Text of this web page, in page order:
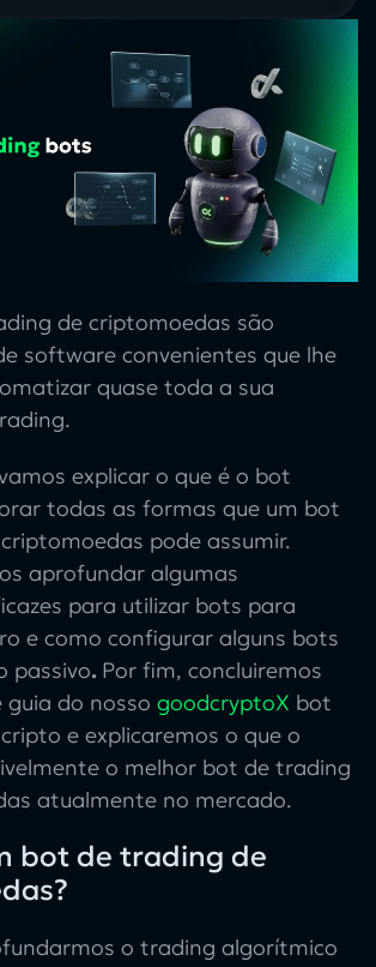
de criptomoedas são
software convenientes que lhe
quase toda a sua
explicar o que é o bot
todas as formas que um bot
pode assumir.
aprofundar algumas
para utilizar bots para
e como configurar alguns bots
passivo. Por fim, concluiremos
guia do nosso goodcryptoX bot
e explicaremos o que o
o melhor bot de trading
atualmente no mercado.
bot de trading de
o trading algorítmico